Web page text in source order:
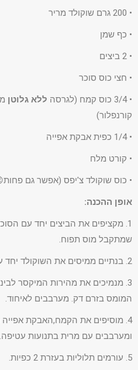
• 200 גרם שוקולד מריר
• כף שמן
• 2 ביצים
• חצי כוס סוכר
• 3/4 כוס קמח (לגרסה ללא גלוטן
קורנפלור)
• 1/4 כפית אבקת אפייה
• קורט מלח
• כוס שוקולד צ'יפס (אפשר גם
אופן ההכנה:
שמתקבל מוס תפוח.
2. בנתיים ממיסים את השוקולד יחד עם השמן.
3. מנמיכים את מהירות המיקסר
המומס בזרם דק. מערבבים לאיחוד.
4. מוסיפים את הקמח,האבקת
ומערבבים עם מרית בתנועות עטיפה.
5. עורמים תלוליות בעזרת 2 כפיות.